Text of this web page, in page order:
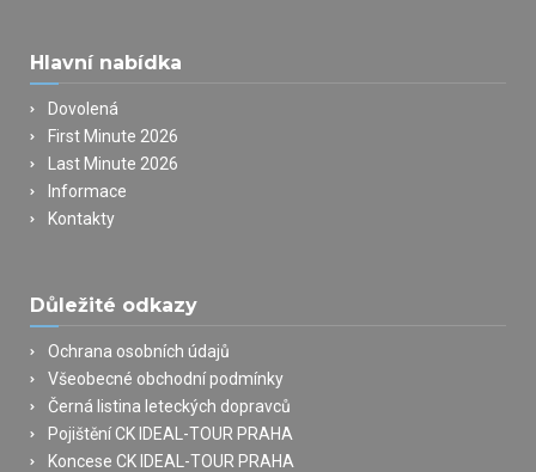
Hlavní nabídka
Dovolená
First Minute 2026
Last Minute 2026
Informace
Kontakty
Důležité odkazy
Ochrana osobních údajů
Všeobecné obchodní podmínky
Černá listina leteckých dopravců
Pojištění CK IDEAL-TOUR PRAHA
Koncese CK IDEAL-TOUR PRAHA